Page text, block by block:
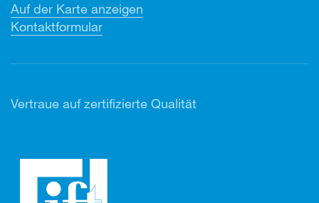
Auf der Karte anzeigen
Kontaktformular
Vertraue auf zertifizierte Qualität